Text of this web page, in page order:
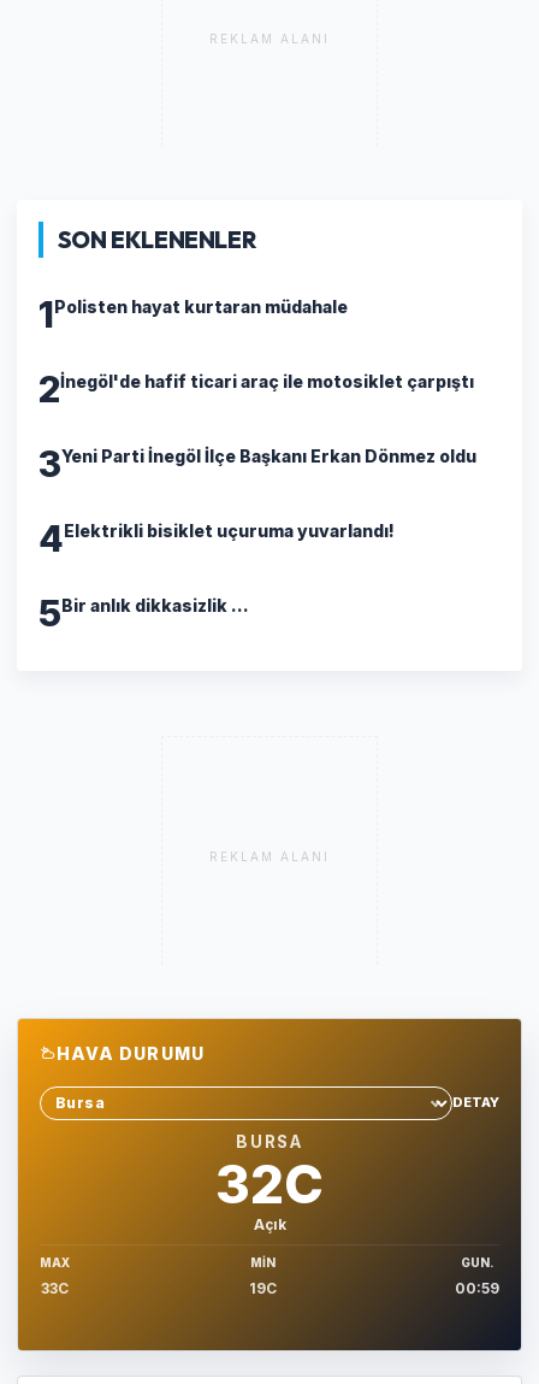
REKLAM ALANI
SON EKLENENLER
1Polisten hayat kurtaran müdahale
2İnegöl'de hafif ticari araç ile motosiklet çarpıştı
3Yeni Parti İnegöl İlçe Başkanı Erkan Dönmez oldu
4Elektrikli bisiklet uçuruma yuvarlandı!
5Bir anlık dikkasizlik ...
REKLAM ALANI
HAVA DURUMU
Sehir sec
DETAY
BURSA
32C
Açık
MAX
33C
MIN
19C
GUN.
00:59